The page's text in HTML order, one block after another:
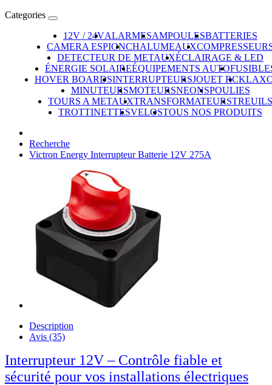
Categories
12V / 24VALARMESAMPOULESBATTERIES
CAMERA ESPIONCHALUMEAUX
DETECTEUR DE METAUXÉCLAIRAGE & LED
ÉNERGIE SOLAIREÉQUIPEMENTS AUTO
HOVER BOARDSINTERRUPTEURSJOUET RC
MINUTEURSMOTEURSNEONSPOULIES
TOURS A METAUXTRANSFORMATEURSTREUILS
TROTTINETTESVELOSTOUS NOS PRODUITS
Recherche
Victron Energy Interrupteur Batterie 12V 275A
Description
Avis (35)
Interrupteur 12V – Contrôle fiable et
sécurité pour vos installations électriques